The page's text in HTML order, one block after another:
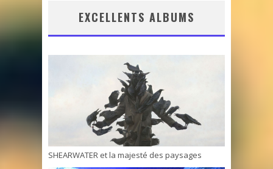
EXCELLENTS ALBUMS
SHEARWATER et la majesté des paysages